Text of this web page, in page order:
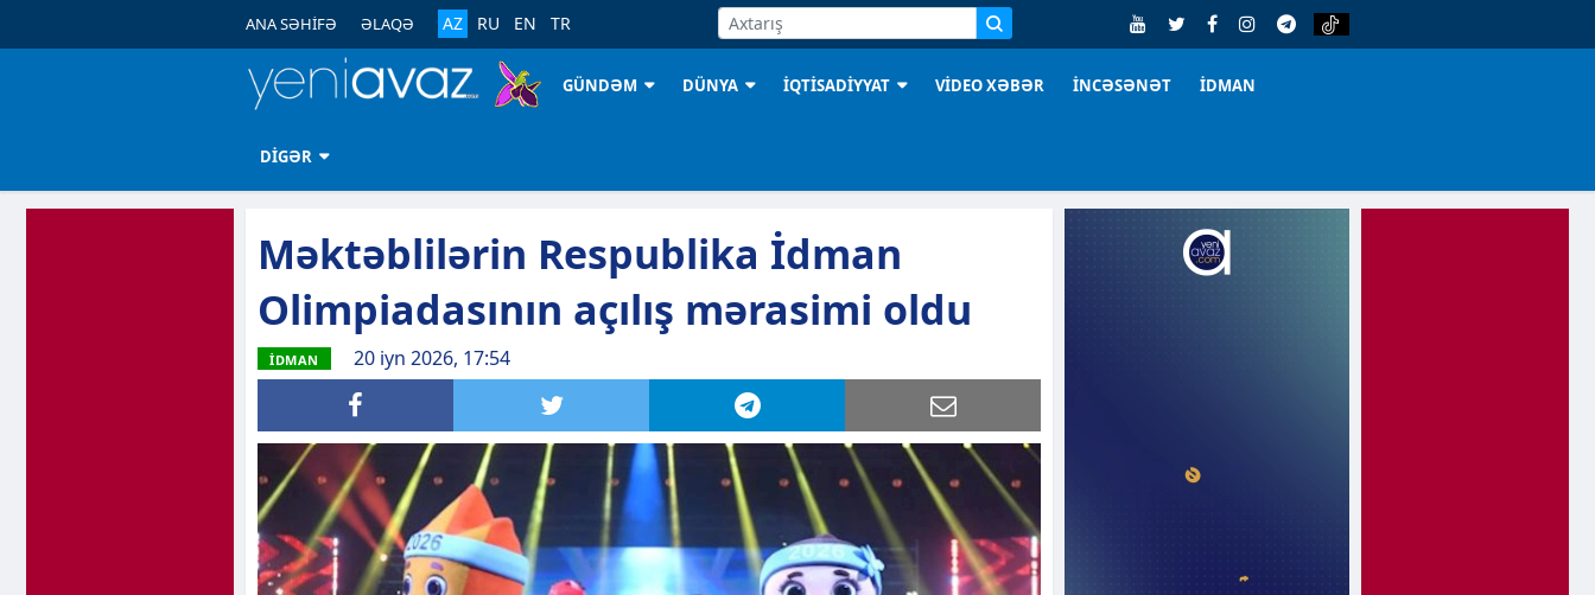
ANA SƏHİFƏ ƏLAQƏ AZ RU EN TR
GÜNDƏM DÜNYA İQTİSADİYYAT VİDEO XƏBƏR İNCƏSƏNƏT İDMAN
DİGƏR
Məktəblilərin Respublika İdman
Olimpiadasının açılış mərasimi oldu
İDMAN 20 iyn 2026, 17:54